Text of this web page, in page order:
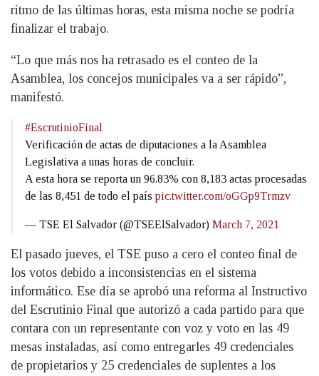
ritmo de las últimas horas, esta misma noche se podría
finalizar el trabajo.
“Lo que más nos ha retrasado es el conteo de la
Asamblea, los concejos municipales va a ser rápido”,
manifestó.
#EscrutinioFinal
Verificación de actas de diputaciones a la Asamblea
Legislativa a unas horas de concluir.
A esta hora se reporta un 96.83% con 8,183 actas procesadas
de las 8,451 de todo el país pic.twitter.com/oGGp9Trmzv
— TSE El Salvador (@TSEElSalvador) March 7, 2021
El pasado jueves, el TSE puso a cero el conteo final de
los votos debido a inconsistencias en el sistema
informático. Ese día se aprobó una reforma al Instructivo
del Escrutinio Final que autorizó a cada partido para que
contara con un representante con voz y voto en las 49
mesas instaladas, así como entregarles 49 credenciales
de propietarios y 25 credenciales de suplentes a los